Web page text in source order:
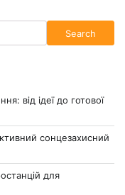
Search
від ідеї до готової
сонцезахисний
для